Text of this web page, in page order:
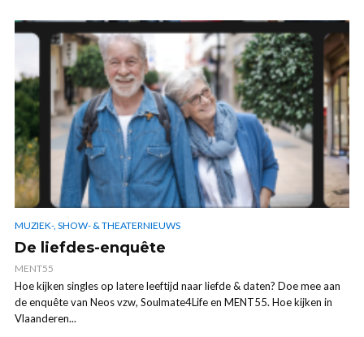
MUZIEK-, SHOW- & THEATERNIEUWS
De liefdes-enquête
MENT55
Hoe kijken singles op latere leeftijd naar liefde & daten? Doe mee aan
de enquête van Neos vzw, Soulmate4Life en MENT55. Hoe kijken in
Vlaanderen...